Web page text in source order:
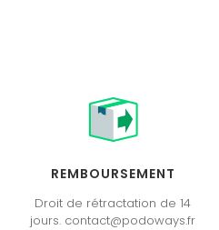
REMBOURSEMENT
Droit de rétractation de 14
jours. contact@podoways.fr